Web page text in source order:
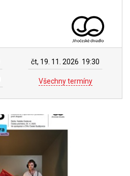
čt, 19. 11. 2026 19:30
Všechny termíny